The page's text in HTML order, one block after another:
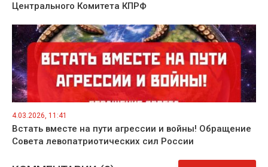
Центрального Комитета КПРФ
4.03.2026, 11:41
Встать вместе на пути агрессии и войны! Обращение
Совета левопатриотических сил России